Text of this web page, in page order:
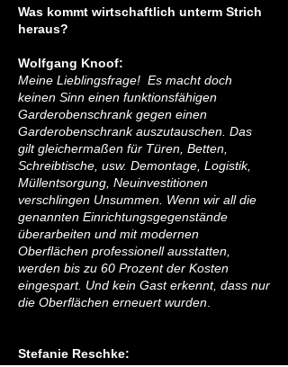
Was kommt wirtschaftlich unterm Strich
heraus?
Wolfgang Knoof:
Meine Lieblingsfrage! Es macht doch
keinen Sinn einen funktionsfähigen
Garderobenschrank gegen einen
Garderobenschrank auszutauschen. Das
gilt gleichermaßen für Türen, Betten,
Schreibtische, usw. Demontage, Logistik,
Müllentsorgung, Neuinvestitionen
verschlingen Unsummen. Wenn wir all die
genannten Einrichtungsgegenstände
überarbeiten und mit modernen
Oberflächen professionell ausstatten,
werden bis zu 60 Prozent der Kosten
eingespart. Und kein Gast erkennt, dass nur
die Oberflächen erneuert wurden
Stefanie Reschke: